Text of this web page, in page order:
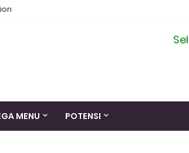
MENU POTENSI